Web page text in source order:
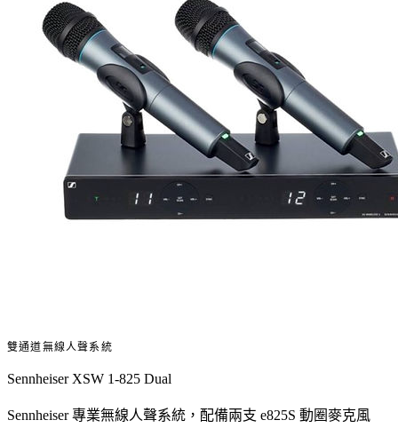
雙通道無線人聲系統
Sennheiser XSW 1-825 Dual
Sennheiser 專業無線人聲系統，配備兩支 e825S 動圈麥克風